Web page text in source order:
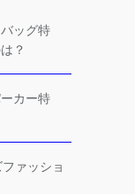
ッグ特
？
カー特
ァッショ